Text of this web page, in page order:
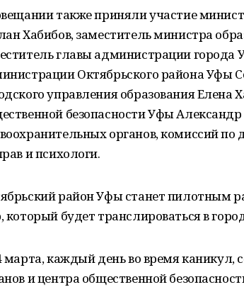
также приняли участие
Хабибов, заместитель министра
главы администрации города
Октябрьского района Уфы
управления образования Елена
безопасности Уфы
органов, комиссий
и психологи.
район Уфы станет пилотным
который будет транслироваться в
марта, каждый день во время каникул,
и центра общественной